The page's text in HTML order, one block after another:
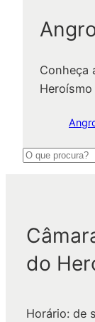
Conheça
P
u
sdo
Horário: de